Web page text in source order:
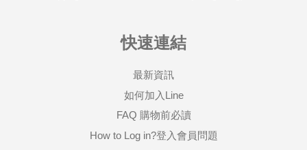
快速連結
最新資訊
如何加入Line
FAQ 購物前必讀
How to Log in?登入會員問題